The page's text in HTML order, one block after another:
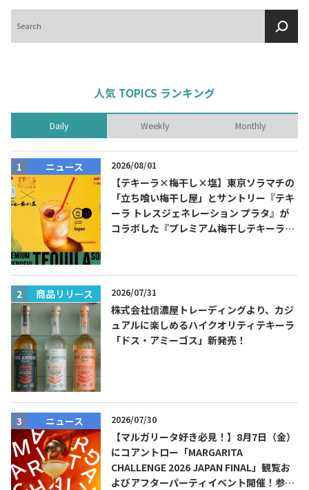
索
人気 TOPICS ランキング
Daily Weekly Monthly
ニュース 2026/08/01
【テキーラ×梅干し×塩】東京ソラマチの
「立ち喰い梅干し屋」とサントリー『テキ
ーラ トレスジェネレーション プラタ』が
コラボした『プレミアム梅干しテキーラソ
商品リリース 2026/07/31
株式会社信濃屋トレーディングより、カジ
ュアルに楽しめるハイクオリティテキーラ
「ドス・アミーゴス」新発売！
ニュース 2026/07/30
【マルガリータ好き必見！】8月7日（金）
にコアントロー「MARGARITA
CHALLENGE 2026 JAPAN FINAL」観覧お
よびアフターパーティイベント開催！参加